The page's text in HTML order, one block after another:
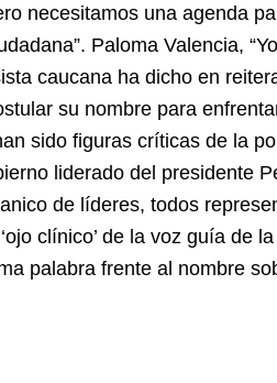
necesitamos una agenda
Paloma Valencia,
caucana ha dicho en
su nombre para
sido figuras críticas de la
liderado del presidente
de líderes, todos
clínico’ de la voz guía de
palabra frente al nombre